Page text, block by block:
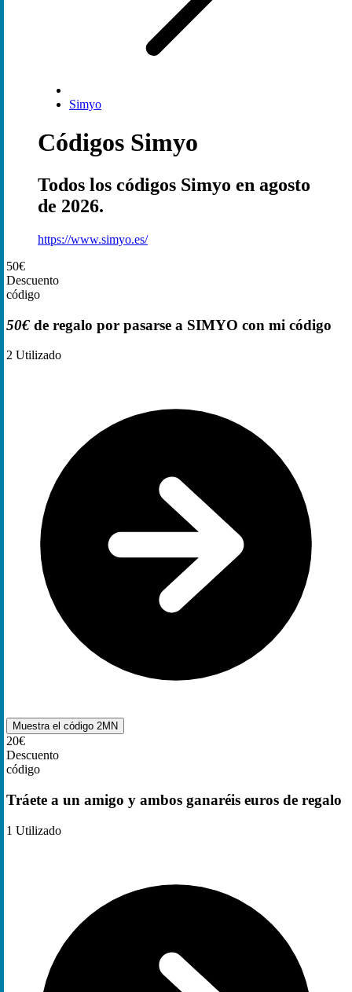
Simyo
Códigos Simyo
Todos los códigos Simyo en agosto
de 2026.
https://www.simyo.es/
50€
Descuento
código
50€ de regalo por pasarse a SIMYO con mi código
2 Utilizado
Muestra el código 2MN
20€
Descuento
código
Tráete a un amigo y ambos ganaréis euros de regalo
1 Utilizado